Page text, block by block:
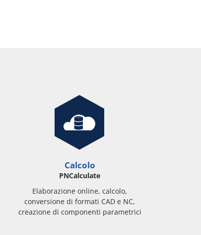
Calcolo
PNCalculate
Elaborazione online, calcolo,
conversione di formati CAD e NC,
creazione di componenti parametrici